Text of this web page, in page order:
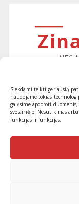
Siekdami teikti geriausią
naudojame tokias
galėsime apdoroti
svetainėje. Nesutikimas
funkcijas ir funkcijas.